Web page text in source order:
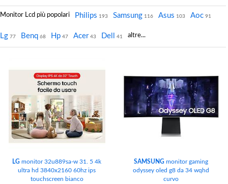
Monitor Lcd più popolari Philips 193 Samsung 116 Asus 103 Aoc 91
Lg 77 Benq 68 Hp 47 Acer 43 Dell 41 altre...
LG monitor 32u889sa-w 31. 5 4k
ultra hd 3840x2160 60hz ips
touchscreen bianco
SAMSUNGmonitor gaming
odyssey oled g8 da 34 wqhd
curvo